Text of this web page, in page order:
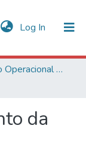
Log In (current)
Procedimento Operacional Padrão (POP)
da